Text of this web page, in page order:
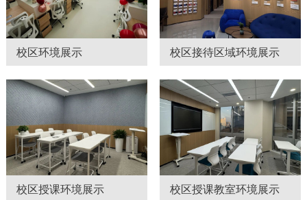
校区环境展示 校区接待区域环境展示
校区授课环境展示 校区授课教室环境展示